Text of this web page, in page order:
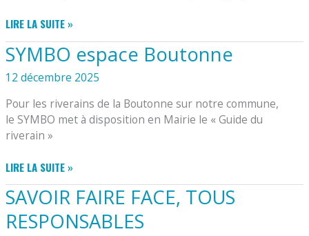
NOËL
2025
A
GARNAUD
LIRE LA SUITE »
SYMBO espace Boutonne
12 décembre 2025
Pour les riverains de la Boutonne sur notre commune,
le SYMBO met à disposition en Mairie le « Guide du
riverain »
SYMBO
ESPACE
BOUTONNE
LIRE LA SUITE »
SAVOIR FAIRE FACE, TOUS
RESPONSABLES